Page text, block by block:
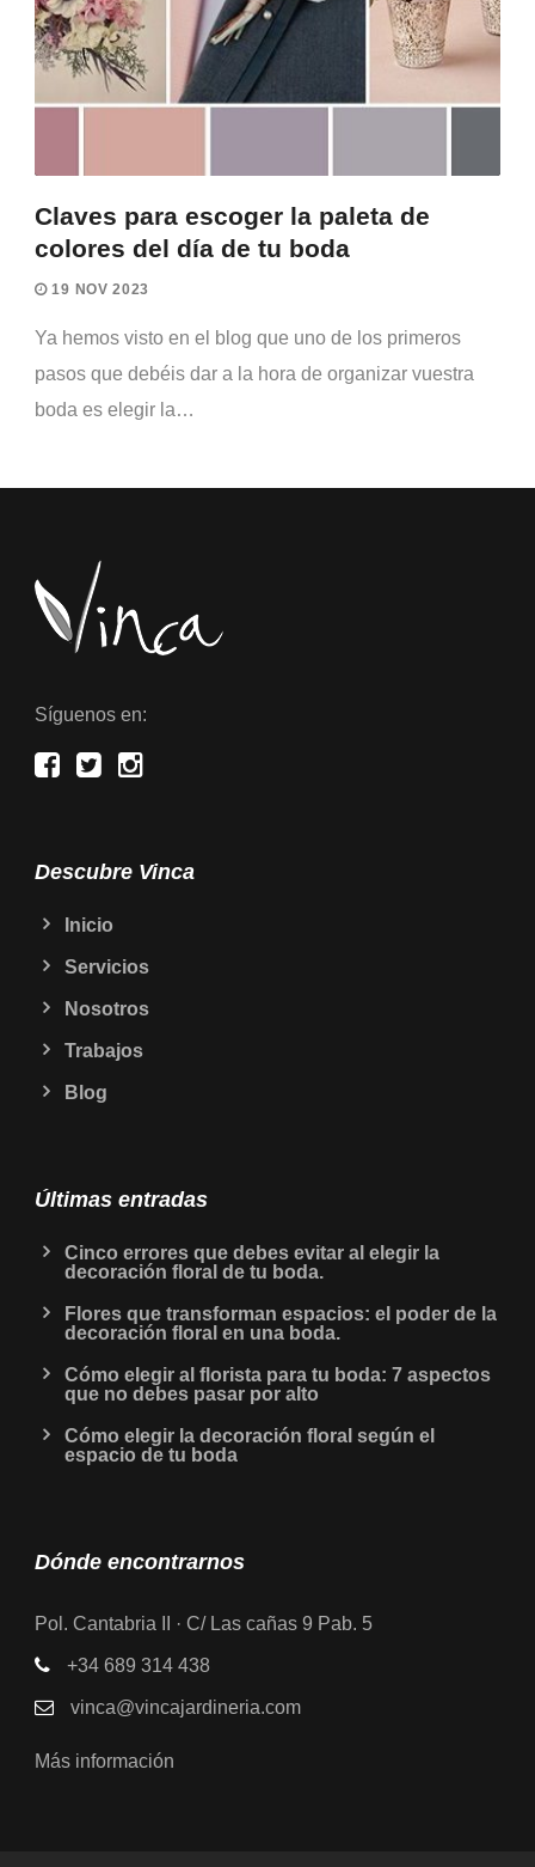
Claves para escoger la paleta de
colores del día de tu boda
19 NOV 2023
Ya hemos visto en el blog que uno de los primeros
pasos que debéis dar a la hora de organizar vuestra
boda es elegir la…
Síguenos en:
Descubre Vinca
Inicio
Servicios
Nosotros
Trabajos
Blog
Últimas entradas
Cinco errores que debes evitar al elegir la
decoración floral de tu boda.
Flores que transforman espacios: el poder de la
decoración floral en una boda.
Cómo elegir al florista para tu boda: 7 aspectos
que no debes pasar por alto
Cómo elegir la decoración floral según el
espacio de tu boda
Dónde encontrarnos
Pol. Cantabria II · C/ Las cañas 9 Pab. 5
+34 689 314 438
vinca@vincajardineria.com
Más información